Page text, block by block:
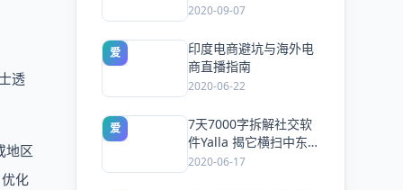
透
地区
化
2020-09-07
爱
印度电商避坑与海外电
商直播指南
2020-06-22
爱
7天7000字拆解社交软
件Yalla 揭它横扫中东
的玩法
2020-06-17